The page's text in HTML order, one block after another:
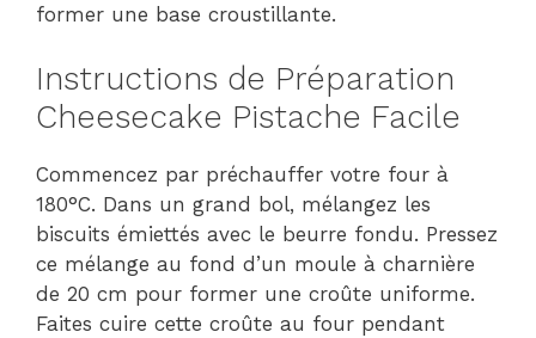
former une base croustillante.
Instructions de Préparation
Cheesecake Pistache Facile
Commencez par préchauffer votre four à
180°C. Dans un grand bol, mélangez les
biscuits émiettés avec le beurre fondu. Pressez
ce mélange au fond d’un moule à charnière
de 20 cm pour former une croûte uniforme.
Faites cuire cette croûte au four pendant